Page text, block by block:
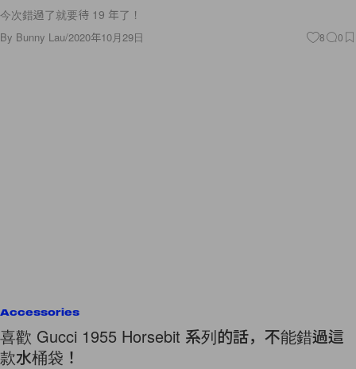
今次錯過了就要待 19 年了！
By Bunny Lau/2020年10月29日 8 0
Accessories
喜歡 Gucci 1955 Horsebit 系列的話，不能錯過這
款水桶袋！